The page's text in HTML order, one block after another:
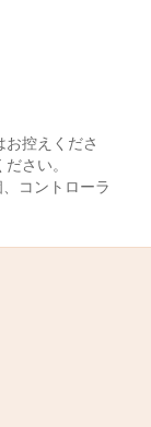
控えくださ
さい。
コントローラ